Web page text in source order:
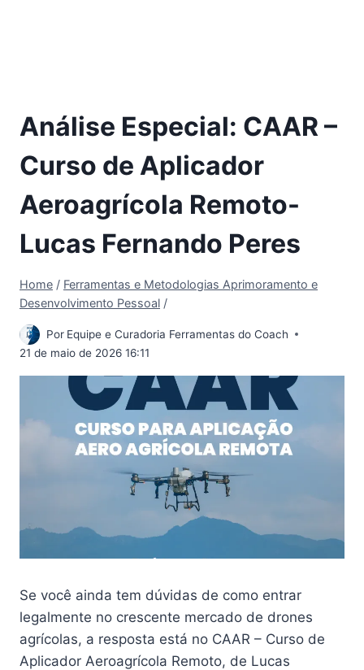
Análise Especial: CAAR –
Curso de Aplicador
Aeroagrícola Remoto-
Lucas Fernando Peres
Home / Ferramentas e Metodologias Aprimoramento e
Desenvolvimento Pessoal /
Por Equipe e Curadoria Ferramentas do Coach
21 de maio de 2026 16:11
Se você ainda tem dúvidas de como entrar
legalmente no crescente mercado de drones
agrícolas, a resposta está no CAAR – Curso de
Aplicador Aeroagrícola Remoto, de Lucas